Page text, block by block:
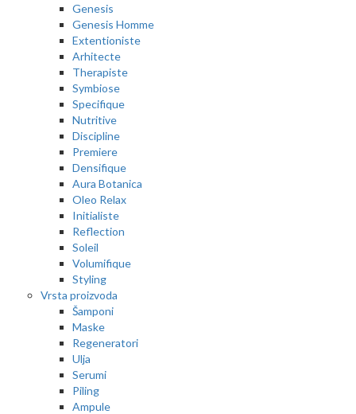
Genesis
Genesis Homme
Extentioniste
Arhitecte
Therapiste
Symbiose
Specifique
Nutritive
Discipline
Premiere
Densifique
Aura Botanica
Oleo Relax
Initialiste
Reflection
Soleil
Volumifique
Styling
Vrsta proizvoda
Šamponi
Maske
Regeneratori
Ulja
Serumi
Piling
Ampule